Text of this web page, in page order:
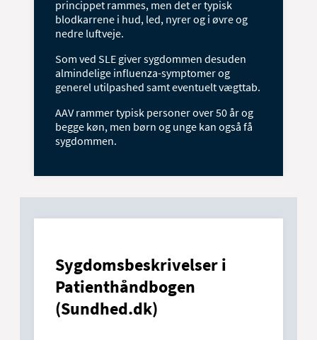
princippet rammes, men det er typisk
blodkarrene i hud, led, nyrer og i øvre og
nedre luftveje.
Som ved SLE giver sygdommen desuden
almindelige influenza-symptomer og
generel utilpashed samt eventuelt vægttab.
AAV rammer typisk personer over 50 år og
begge køn, men børn og unge kan også få
sygdommen.
Sygdomsbeskrivelser i
Patienthåndbogen
(Sundhed.dk)